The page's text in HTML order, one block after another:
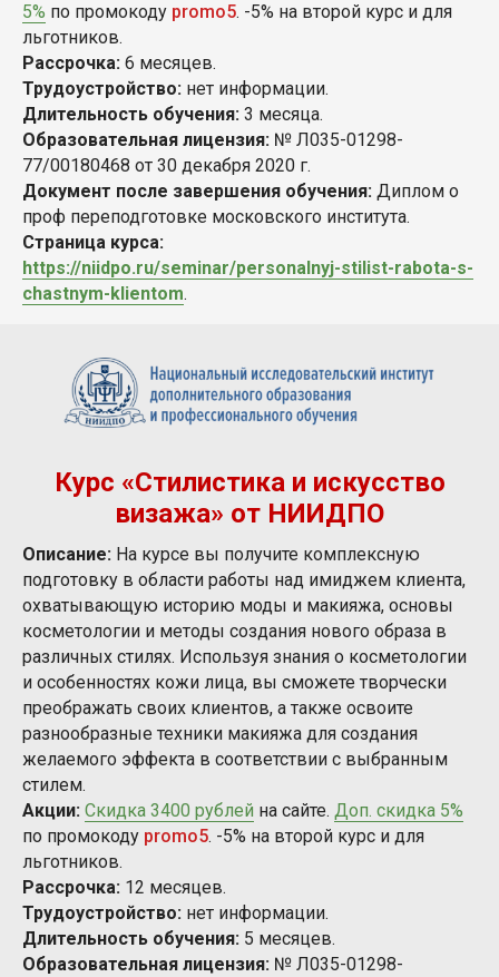
5% по промокоду promo5. -5% на второй курс и для
льготников.
Рассрочка: 6 месяцев.
Трудоустройство: нет информации.
Длительность обучения: 3 месяца.
Образовательная лицензия: № Л035-01298-
77/00180468 от 30 декабря 2020 г.
Документ после завершения обучения: Диплом о
проф переподготовке московского института.
Страница курса:
https://niidpo.ru/seminar/personalnyj-stilist-rabota-s-
chastnym-klientom.
Курс «Стилистика и искусство
визажа» от НИИДПО
Описание: На курсе вы получите комплексную
подготовку в области работы над имиджем клиента,
охватывающую историю моды и макияжа, основы
косметологии и методы создания нового образа в
различных стилях. Используя знания о косметологии
и особенностях кожи лица, вы сможете творчески
преображать своих клиентов, а также освоите
разнообразные техники макияжа для создания
желаемого эффекта в соответствии с выбранным
стилем.
Акции: Скидка 3400 рублей на сайте. Доп. скидка 5%
по промокоду promo5. -5% на второй курс и для
льготников.
Рассрочка: 12 месяцев.
Трудоустройство: нет информации.
Длительность обучения: 5 месяцев.
Образовательная лицензия: № Л035-01298-